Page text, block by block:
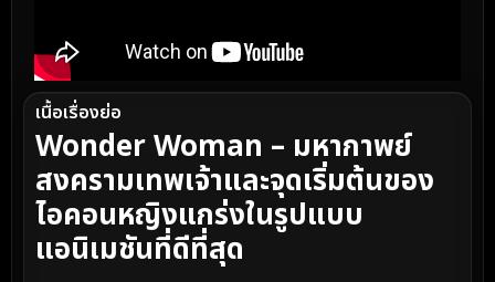
เนื้อเรื่องย่อ
Wonder Woman – มหากาพย์
สงครามเทพเจ้าและจุดเริ่มต้นของ
ไอคอนหญิงแกร่งในรูปแบบ
แอนิเมชันที่ดีที่สุด